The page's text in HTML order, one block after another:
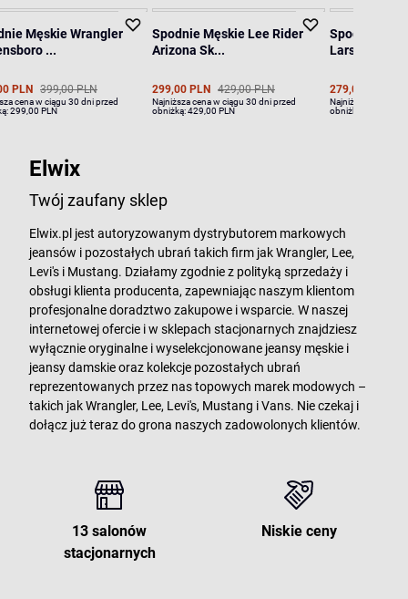
Męskie Wrangler
...
PLN 399,00 PLN
cena w ciągu 30 dni przed
299,00 PLN
Spodnie Męskie Lee Rider
Arizona Sk...
299,00 PLN 429,00 PLN
Najniższa cena w ciągu 30 dni przed
obniżką:429,00 PLN
Spodnie
Larston
279,00 PLN
Najniższa cena w
obniżką:
Elwix
Twój zaufany sklep
Elwix.pl jest autoryzowanym dystrybutorem markowych
jeansów i pozostałych ubrań takich firm jak Wrangler, Lee,
Levi's i Mustang. Działamy zgodnie z polityką sprzedaży i
obsługi klienta producenta, zapewniając naszym klientom
profesjonalne doradztwo zakupowe i wsparcie. W naszej
internetowej ofercie i w sklepach stacjonarnych znajdziesz
wyłącznie oryginalne i wyselekcjonowane jeansy męskie i
jeansy damskie oraz kolekcje pozostałych ubrań
reprezentowanych przez nas topowych marek modowych –
takich jak Wrangler, Lee, Levi's, Mustang i Vans. Nie czekaj i
dołącz już teraz do grona naszych zadowolonych klientów.
13 salonów
stacjonarnych
Niskie ceny